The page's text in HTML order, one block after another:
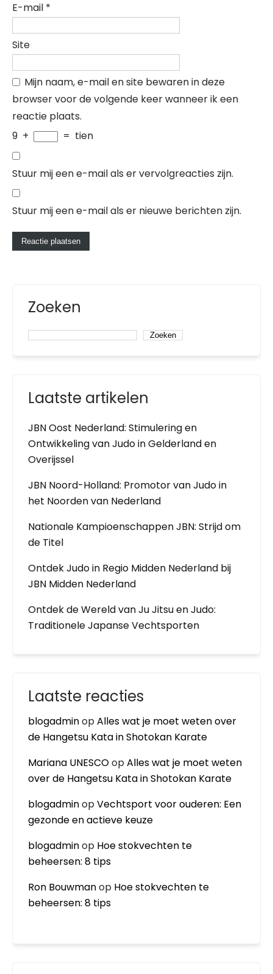
E-mail *
Site
Mijn naam, e-mail en site bewaren in deze
browser voor de volgende keer wanneer ik een
reactie plaats.
9 + = tien
Stuur mij een e-mail als er vervolgreacties zijn.
Stuur mij een e-mail als er nieuwe berichten zijn.
Zoeken
Zoeken
Laatste artikelen
JBN Oost Nederland: Stimulering en
Ontwikkeling van Judo in Gelderland en
Overijssel
JBN Noord-Holland: Promotor van Judo in
het Noorden van Nederland
Nationale Kampioenschappen JBN: Strijd om
de Titel
Ontdek Judo in Regio Midden Nederland bij
JBN Midden Nederland
Ontdek de Wereld van Ju Jitsu en Judo:
Traditionele Japanse Vechtsporten
Laatste reacties
blogadminopAlles wat je moet weten over
de Hangetsu Kata in Shotokan Karate
Mariana UNESCOopAlles wat je moet weten
over de Hangetsu Kata in Shotokan Karate
blogadminopVechtsport voor ouderen: Een
gezonde en actieve keuze
blogadminop Hoe stokvechten te
beheersen: 8 tips
Ron Bouwmanop Hoe stokvechten te
beheersen: 8 tips